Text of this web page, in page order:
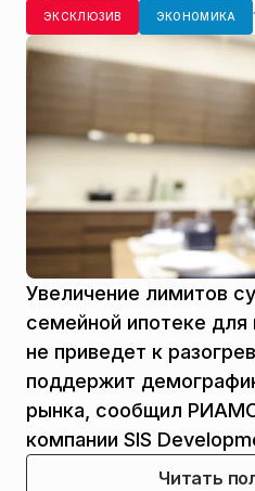
ЭКСКЛЮЗИВ ЭКОНОМИКА
Увеличение лимитов
семейной ипотеке
не приведет к
поддержит
рынка, сообщил
компании SIS
Читать